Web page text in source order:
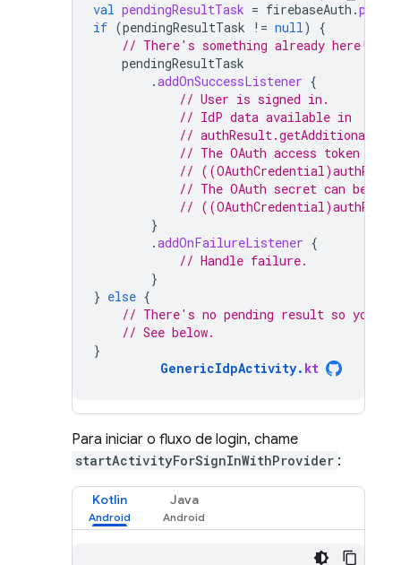
val pendingResultTask = firebaseAuth .
if (pendingResultTask != null)
{
// There's something already here!
pendingResultTask
.addOnSuccessListener {
// User is signed in.
// IdP data available in
//
// The OAuth access token
//
// The OAuth secret can be
//
}
.addOnFailureListener {
// Handle failure.
}
} else {
// There's no pending result so you
// See below.
}
GenericIdpActivity. kt
Para iniciar o fluxo de login, chame
startActivityForSignInWithProvider :
Kotlin Java